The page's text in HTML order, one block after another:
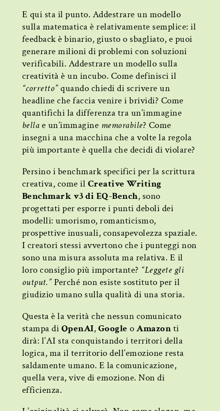
E qui sta il punto. Addestrare un modello
sulla matematica è relativamente semplice: il
feedback è binario, giusto o sbagliato, e puoi
generare milioni di problemi con soluzioni
verificabili. Addestrare un modello sulla
creatività è un incubo. Come definisci il
“corretto”quando chiedi di scrivere un
headline che faccia venire i brividi? Come
quantifichi la differenza tra un’immagine
bellae un’immagine memorabile? Come
insegni a una macchina che a volte la regola
più importante è quella che decidi di violare?
Persino i benchmark specifici per la scrittura
creativa, come il Creative Writing
Benchmark v3 di EQ-Bench, sono
progettati per esporre i punti deboli dei
modelli: umorismo, romanticismo,
prospettive inusuali, consapevolezza spaziale.
I creatori stessi avvertono che i punteggi non
sono una misura assoluta ma relativa. E il
loro consiglio più importante? “Leggete gli
output.”Perché non esiste sostituto per il
giudizio umano sulla qualità di una storia.
Questa è la verità che nessun comunicato
stampa di OpenAI, Google oAmazon ti
dirà: l’AI sta conquistando i territori della
logica, ma il territorio dell’emozione resta
saldamente umano. E la comunicazione,
quella vera, vive di emozione. Non di
efficienza.